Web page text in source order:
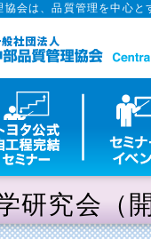
会は、品質管理を中心
研究会（